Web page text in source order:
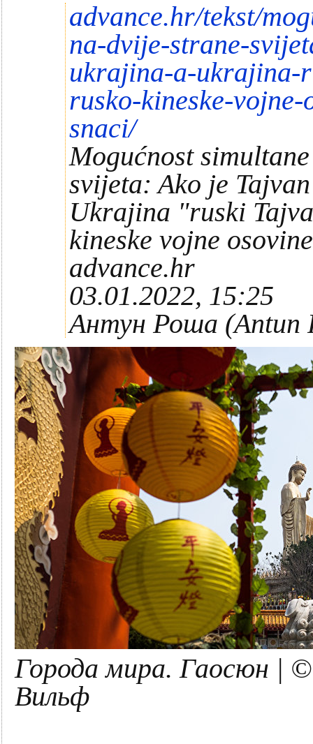
advance.hr/tekst/
na-dvije-strane-
ukrajina-a-ukrajina-
rusko-kineske-
snaci/
Mogućnost
svijeta: Ako je
Ukrajina "ruski
kineske vojne
advance.hr
03.01.2022, 15:25
Антун Роша (Antun
Города мира. Гаосюн |
Вильф